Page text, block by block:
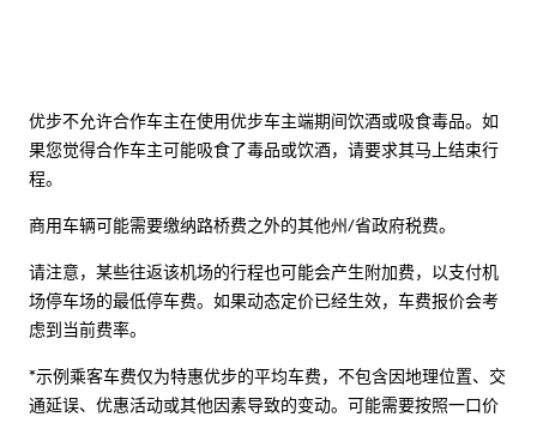
优步不允许合作车主在使用优步车主端期间饮酒或吸食毒品。如
果您觉得合作车主可能吸食了毒品或饮酒，请要求其马上结束行
程。
商用车辆可能需要缴纳路桥费之外的其他州/省政府税费。
请注意，某些往返该机场的行程也可能会产生附加费，以支付机
场停车场的最低停车费。如果动态定价已经生效，车费报价会考
虑到当前费率。
*示例乘客车费仅为特惠优步的平均车费，不包含因地理位置、交
通延误、优惠活动或其他因素导致的变动。可能需要按照一口价